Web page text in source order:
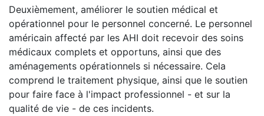
Deuxièmement, améliorer le soutien médical et
opérationnel pour le personnel concerné. Le personnel
américain affecté par les AHI doit recevoir des soins
médicaux complets et opportuns, ainsi que des
aménagements opérationnels si nécessaire. Cela
comprend le traitement physique, ainsi que le soutien
pour faire face à l'impact professionnel - et sur la
qualité de vie - de ces incidents.